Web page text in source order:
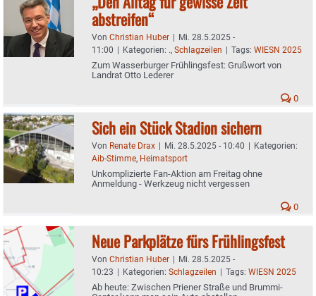
abstreifen“
Von Christian Huber | Mi. 28.5.2025 -
11:00 | Kategorien: ., Schlagzeilen | Tags: WIESN 2025
Zum Wasserburger Frühlingsfest: Grußwort von
Landrat Otto Lederer
0
Sich ein Stück Stadion sichern
Von Renate Drax | Mi. 28.5.2025 - 10:40 | Kategorien:
Aib-Stimme, Heimatsport
Unkomplizierte Fan-Aktion am Freitag ohne
Anmeldung - Werkzeug nicht vergessen
0
Neue Parkplätze fürs Frühlingsfest
Von Christian Huber | Mi. 28.5.2025 -
10:23 | Kategorien: Schlagzeilen | Tags: WIESN 2025
Ab heute: Zwischen Priener Straße und Brummi-